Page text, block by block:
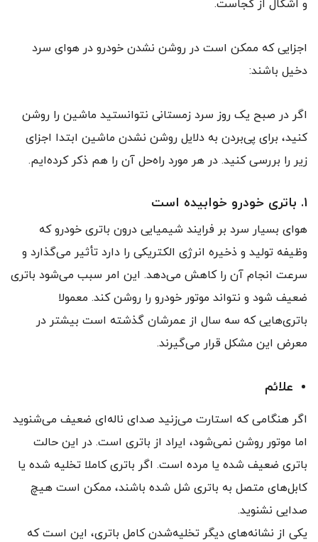
و اشکال از کجاست.
اجزایی که ممکن است در روشن نشدن خودرو در هوای سرد
دخیل باشند:
اگر در صبح یک روز سرد زمستانی نتوانستید ماشین را روشن
کنید، برای پی‌بردن به دلایل روشن نشدن ماشین ابتدا اجزای
زیر را بررسی کنید. در هر مورد راه‌حل آن را هم ذکر کرده‌ایم.
۱. باتری خودرو خوابیده است
هوای بسیار سرد بر فرایند شیمیایی درون باتری خودرو که
وظیفه تولید و ذخیره انرژی الکتریکی را دارد تأثیر می‌گذارد و
سرعت انجام آن را کاهش می‌دهد. این امر سبب می‌شود باتری
ضعیف شود و نتواند موتور خودرو را روشن کند. معمولا
باتری‌هایی که سه سال از عمرشان گذشته است بیشتر در
معرض این مشکل قرار می‌گیرند.
علائم
اگر هنگامی که استارت می‌زنید صدای ناله‌ای ضعیف می‌شنوید
اما موتور روشن نمی‌شود، ایراد از باتری است. در این حالت
باتری ضعیف شده یا مرده است. اگر باتری کاملا تخلیه شده یا
کابل‌های متصل به باتری شل شده باشند، ممکن است هیچ
صدایی نشنوید.
یکی از نشانه‌های دیگر تخلیه‌شدن کامل باتری، این است که